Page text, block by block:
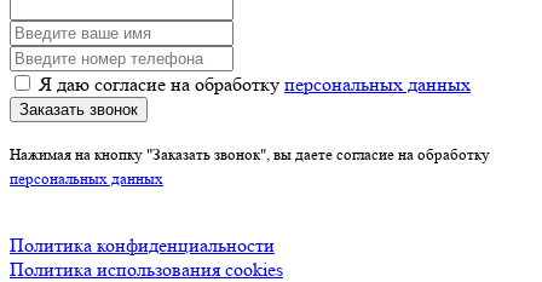
Я даю согласие на обработку персональных данных
Заказать звонок
Нажимая на кнопку "Заказать звонок", вы даете согласие на обработку
персональных данных
Политика конфиденциальности
Политика использования cookies